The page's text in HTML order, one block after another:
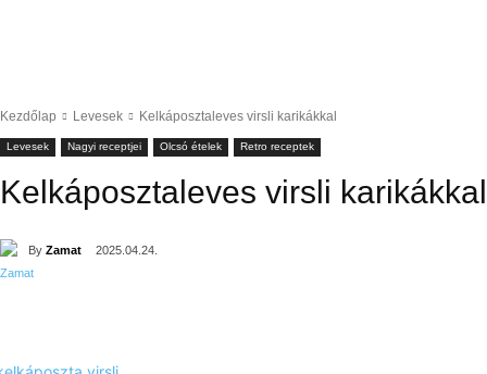
Kezdőlap Levesek Kelkáposztaleves virsli karikákkal
Levesek Nagyi receptjei Olcsó ételek Retro receptek
Kelkáposztaleves virsli karikákkal
By Zamat 2025.04.24.